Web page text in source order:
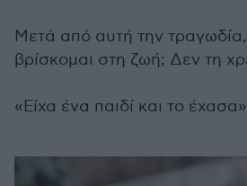
Μετά από αυτή την
βρίσκομαι στη ζωή; Δεν τη
«Είχα ένα παιδί και το